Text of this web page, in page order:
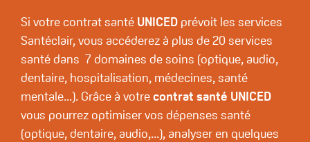
Si votre contrat santé UNICED prévoit les services
Santéclair, vous accéderez à plus de 20 services
santé dans 7 domaines de soins (optique, audio,
dentaire, hospitalisation, médecines, santé
mentale...). Grâce à votrecontrat santé UNICED
vous pourrez optimiser vos dépenses santé
(optique, dentaire, audio,...), analyser en quelques